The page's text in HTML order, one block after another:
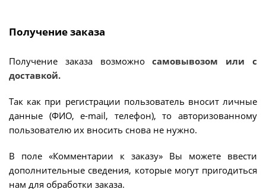
Получение заказа
Получение заказа возможносамовывозом или с
доставкой.
Так как при регистрации пользователь вносит личные
данные (ФИО, e-mail, телефон), то авторизованному
пользователю их вносить снова не нужно.
В поле «Комментарии к заказу» Вы можете ввести
дополнительные сведения, которые могут пригодиться
нам для обработки заказа.